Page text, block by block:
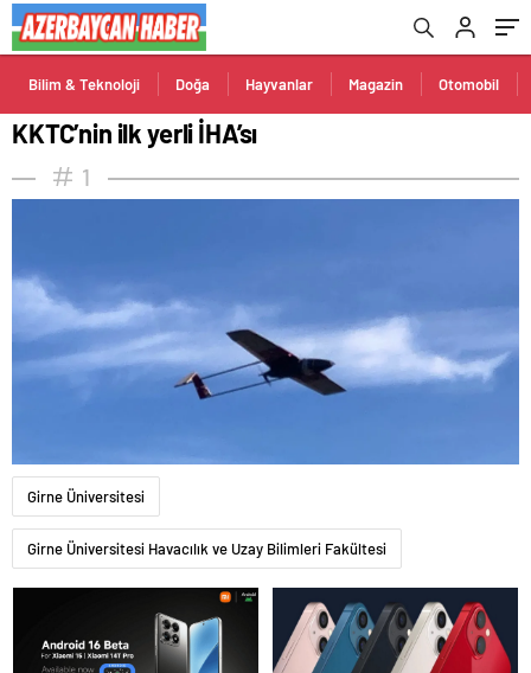
Bilim & Teknoloji Doğa Hayvanlar Magazin Otomobil
KKTC’nin ilk yerli İHA’sı
1
Girne Üniversitesi
Girne Üniversitesi Havacılık ve Uzay Bilimleri Fakültesi